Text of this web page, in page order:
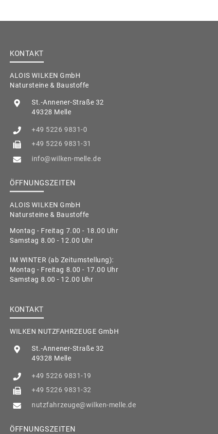
KONTAKT
ALOIS WILKEN GmbH
Natursteine & Baustoffe
St.-Annener-Straße 32
49328 Melle
+49 5226 9831-0
+49 5226 9831-31
info@wilken-melle.de
ÖFFNUNGSZEITEN
ALOIS WILKEN GmbH
Natursteine & Baustoffe
Montag - Freitag 7.00 - 18.00 Uhr
Samstag 8.00 - 12.00 Uhr
IM WINTER (ab Zeitumstellung):
Montag - Freitag 8.00 - 17.00 Uhr
Samstag 8.00 - 12.00 Uhr
KONTAKT
WILKEN NUTZFAHRZEUGE GmbH
St.-Annener-Straße 32
49328 Melle
+49 5226 9831-19
+49 5226 9831-32
nutzfahrzeuge@wilken-melle.de
ÖFFNUNGSZEITEN